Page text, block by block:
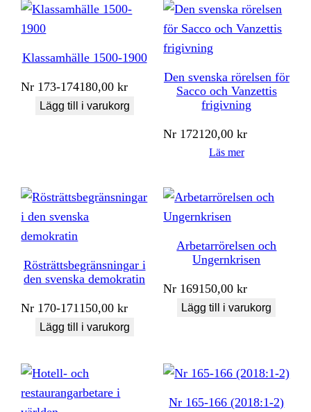
Klassamhälle 1500-1900
Nr 173-174180,00kr
Lägg till i varukorg
Den svenska rörelsen för
Sacco och Vanzettis
frigivning
Nr 172120,00kr
Läs mer
Rösträttsbegränsningar i
den svenska demokratin
Nr 170-171150,00kr
Lägg till i varukorg
Arbetarrörelsen och
Ungernkrisen
Nr 169150,00kr
Lägg till i varukorg
Nr 165-166 (2018:1-2)